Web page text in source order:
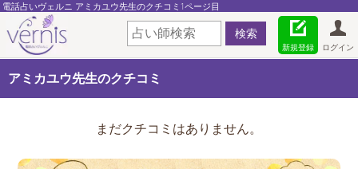
電話占いヴェルニ アミカユウ先生のクチコミ1ページ目
ログイン
新規登録
アミカユウ先生のクチコミ
まだクチコミはありません。